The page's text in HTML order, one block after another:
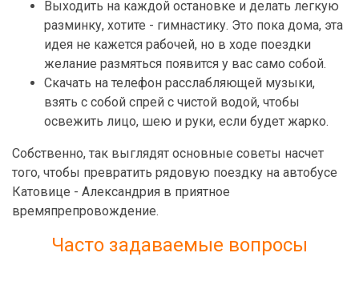
Выходить на каждой остановке и делать легкую
разминку, хотите - гимнастику. Это пока дома, эта
идея не кажется рабочей, но в ходе поездки
желание размяться появится у вас само собой.
Скачать на телефон расслабляющей музыки,
взять с собой спрей с чистой водой, чтобы
освежить лицо, шею и руки, если будет жарко.
Собственно, так выглядят основные советы насчет
того, чтобы превратить рядовую поездку на автобусе
Катовице - Александрия в приятное
времяпрепровождение.
Часто задаваемые вопросы